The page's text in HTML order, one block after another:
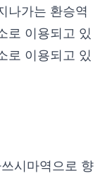
나가는 환승역
로 이용되고 있
로 이용되고 있
시마역으로 향